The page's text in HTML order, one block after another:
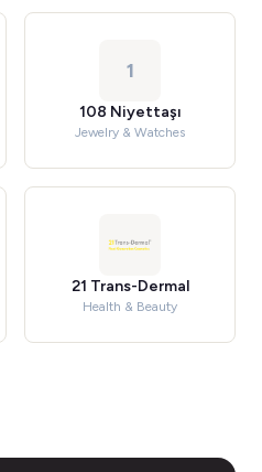
1
108 Niyettaşı
Jewelry & Watches
21 Trans-Dermal
Health & Beauty